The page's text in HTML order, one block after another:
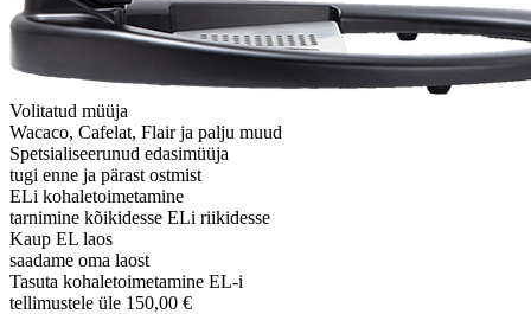
Volitatud müüja
Wacaco, Cafelat, Flair ja palju muud
Spetsialiseerunud edasimüüja
tugi enne ja pärast ostmist
ELi kohaletoimetamine
tarnimine kõikidesse ELi riikidesse
Kaup EL laos
saadame oma laost
Tasuta kohaletoimetamine EL-i
tellimustele üle 150,00 €